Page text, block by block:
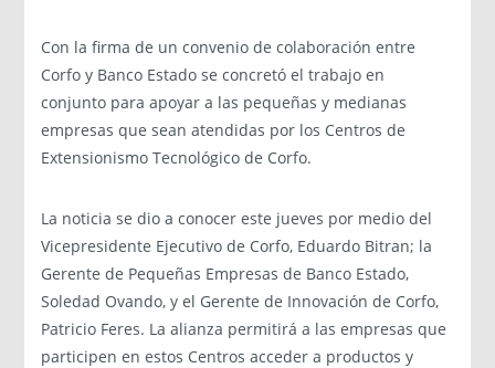
Con la firma de un convenio de colaboración entre
Corfo y Banco Estado se concretó el trabajo en
conjunto para apoyar a las pequeñas y medianas
empresas que sean atendidas por los Centros de
Extensionismo Tecnológico de Corfo.
La noticia se dio a conocer este jueves por medio del
Vicepresidente Ejecutivo de Corfo, Eduardo Bitran; la
Gerente de Pequeñas Empresas de Banco Estado,
Soledad Ovando, y el Gerente de Innovación de Corfo,
Patricio Feres. La alianza permitirá a las empresas que
participen en estos Centros acceder a productos y